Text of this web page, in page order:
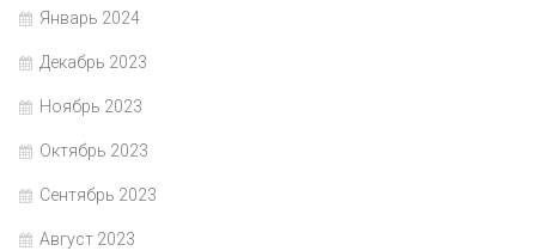
Январь 2024
Декабрь 2023
Ноябрь 2023
Октябрь 2023
Сентябрь 2023
Август 2023